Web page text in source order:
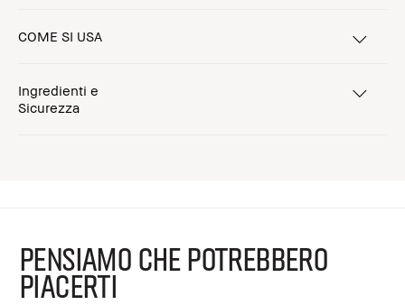
COME SI USA
Ingredienti e
Sicurezza
PENSIAMO CHE POTREBBERO
PIACERTI